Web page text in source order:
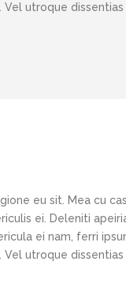
utroque
eu sit. Mea cu
ei. Deleniti
ei nam, ferri
utroque